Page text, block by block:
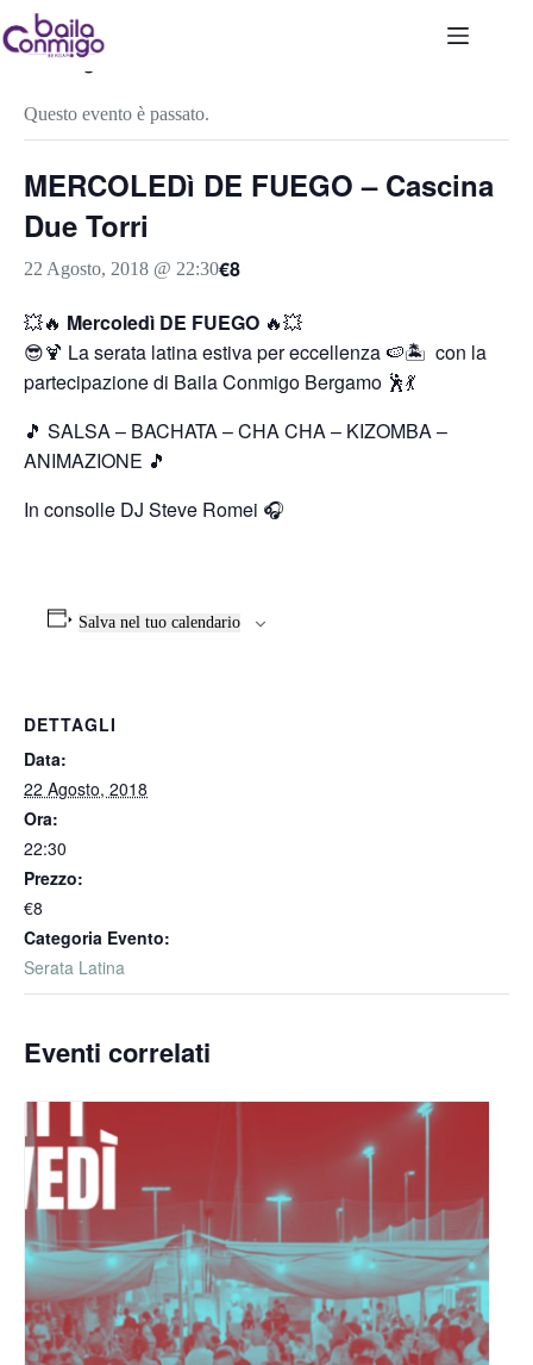
Salta
al
contenuto
« Tutti gli Eventi
Questo evento è passato.
MERCOLEDì DE FUEGO – Cascina
Due Torri
22 Agosto, 2018 @ 22:30€8
💥🔥 Mercoledì DE FUEGO 🔥💥
😎🍹 La serata latina estiva per eccellenza 🍉🏝 con la
partecipazione di Baila Conmigo Bergamo 🕺💃
🎵 SALSA – BACHATA – CHA CHA – KIZOMBA –
ANIMAZIONE 🎵
In consolle DJ Steve Romei 🎧
Salva nel tuo calendario
DETTAGLI
Data:
22 Agosto, 2018
Ora:
22:30
Prezzo:
€8
Categoria Evento:
Serata Latina
Eventi correlati